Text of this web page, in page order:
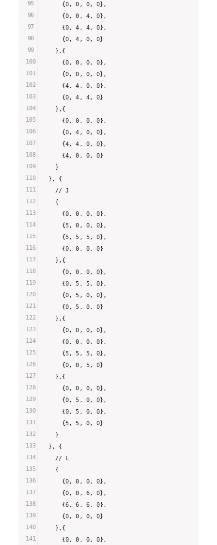
      {0, 0, 0, 0},
      {0, 0, 4, 0},
      {0, 4, 4, 0},
      {0, 4, 0, 0}
    },{
      {0, 0, 0, 0},
      {0, 0, 0, 0},
      {4, 4, 0, 0},
      {0, 4, 4, 0}
    },{
      {0, 0, 0, 0},
      {0, 4, 0, 0},
      {4, 4, 0, 0},
      {4, 0, 0, 0}
    }
  }, {
    // J
    {
      {0, 0, 0, 0},
      {5, 0, 0, 0},
      {5, 5, 5, 0},
      {0, 0, 0, 0}
    },{
      {0, 0, 0, 0},
      {0, 5, 5, 0},
      {0, 5, 0, 0},
      {0, 5, 0, 0}
    },{
      {0, 0, 0, 0},
      {0, 0, 0, 0},
      {5, 5, 5, 0},
      {0, 0, 5, 0}
    },{
      {0, 0, 0, 0},
      {0, 5, 0, 0},
      {0, 5, 0, 0},
      {5, 5, 0, 0}
    }
  }, {
    // L
    {
      {0, 0, 0, 0},
      {0, 0, 6, 0},
      {6, 6, 6, 0},
      {0, 0, 0, 0}
    },{
      {0, 0, 0, 0},